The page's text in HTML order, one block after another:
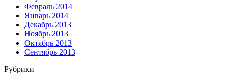
Февраль 2014
Январь 2014
Декабрь 2013
Ноябрь 2013
Октябрь 2013
Сентябрь 2013
Рубрики